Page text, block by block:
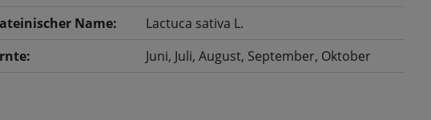
Name:
Lactuca sativa L.
Juni, Juli, August, September, Oktober